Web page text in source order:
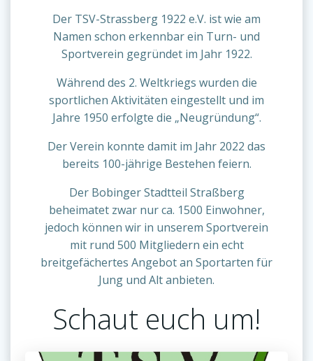
Der TSV-Strassberg 1922 e.V. ist wie am
Namen schon erkennbar ein Turn- und
Sportverein gegründet im Jahr 1922.
Während des 2. Weltkriegs wurden die
sportlichen Aktivitäten eingestellt und im
Jahre 1950 erfolgte die „Neugründung“.
Der Verein konnte damit im Jahr 2022 das
bereits 100-jährige Bestehen feiern.
Der Bobinger Stadtteil Straßberg
beheimatet zwar nur ca. 1500 Einwohner,
jedoch können wir in unserem Sportverein
mit rund 500 Mitgliedern ein echt
breitgefächertes Angebot an Sportarten für
Jung und Alt anbieten.
Schaut euch um!